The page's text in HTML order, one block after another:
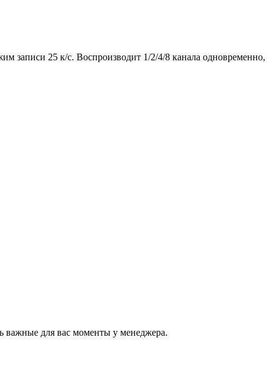
25 к/с. Воспроизводит 1/2/4/8 канала одновременно,
важные для вас моменты у менеджера.